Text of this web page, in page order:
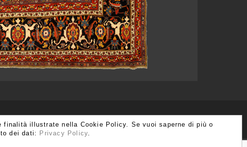
illustrate nella Cookie Policy. Se vuoi saperne di più o
dei dati: Privacy Policy.